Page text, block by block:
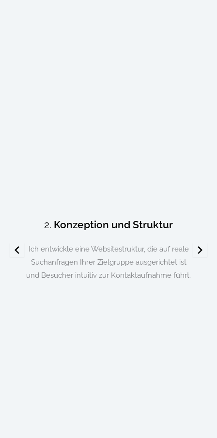
2. Konzeption und Struktur
Ich entwickle eine Websitestruktur, die auf reale
Suchanfragen Ihrer Zielgruppe ausgerichtet ist
und Besucher intuitiv zur Kontaktaufnahme führt.